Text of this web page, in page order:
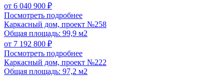
от 6 040 900 ₽
Посмотреть подробнее
Каркасный дом, проект №258
Общая площадь: 99,9 м2
от 7 192 800 ₽
Посмотреть подробнее
Каркасный дом, проект №222
Общая площадь: 97,2 м2